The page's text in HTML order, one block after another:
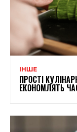
ІНШЕ
ПРОСТІ
ЕКОНОМЛЯТЬ